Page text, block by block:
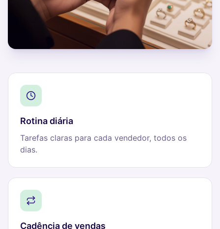
Rotina diária
Tarefas claras para cada vendedor, todos os
dias.
Cadência de vendas